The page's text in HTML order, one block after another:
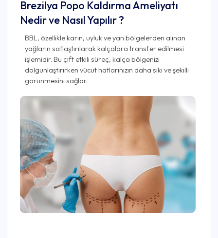
Brezilya Popo Kaldırma Ameliyatı
Nedir ve Nasıl Yapılır ?
BBL, özellikle karın, uyluk ve yan bölgelerden alınan
yağların saflaştırılarak kalçalara transfer edilmesi
işlemidir. Bu çift etkili süreç, kalça bölgenizi
dolgunlaştırırken vücut hatlarınızın daha sıkı ve şekilli
görünmesini sağlar.